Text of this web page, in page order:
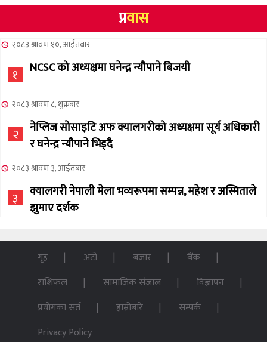
प्रवास
२०८३ श्रावण १०, आईतबार
१ NCSC को अध्यक्षमा घनेन्द्र न्यौपाने बिजयी
२०८३ श्रावण ८, शुक्रबार
२
नेप्लिज सोसाइटि अफ क्यालगरीको अध्यक्षमा सूर्य अधिकारी
र घनेन्द्र न्यौपाने भिड्दै
२०८३ श्रावण ३, आईतबार
३
क्यालगरी नेपाली मेला भव्यरूपमा सम्पन्न, महेश र अस्मिताले
झुमाए दर्शक
NCSC को अध्यक्ष पदको लागी सूर्य अधिकारीको उम्मेदवारी
पन्ध्र सय घर निर्माणका लागि सेनालाई ८५ करोड
गृह अटो बजार
बैंक
राशिफल
सामाजिक संजाल
विज्ञापन
प्रयोगका सर्त
हाम्रोबारे
सम्पर्क
Privacy Policy